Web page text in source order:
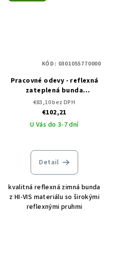
Pracovné odevy - reflexná
zateplená bunda
KNOXFIELD HVPS WINTER
CERVA
€83,10 bez DPH
€102,21
U Vás do 3-7 dní
Detail
kvalitná reflexná zimná bunda
z HI-VIS materiálu so širokými
reflexnými pruhmi
KÓD: 0301055770000